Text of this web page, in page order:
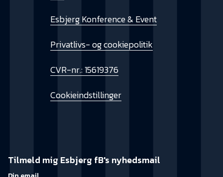
Esbjerg Konference & Event
Privatlivs- og cookiepolitik
CVR-nr.: 15619376
Cookieindstillinger
Tilmeld mig Esbjerg fB's nyhedsmail